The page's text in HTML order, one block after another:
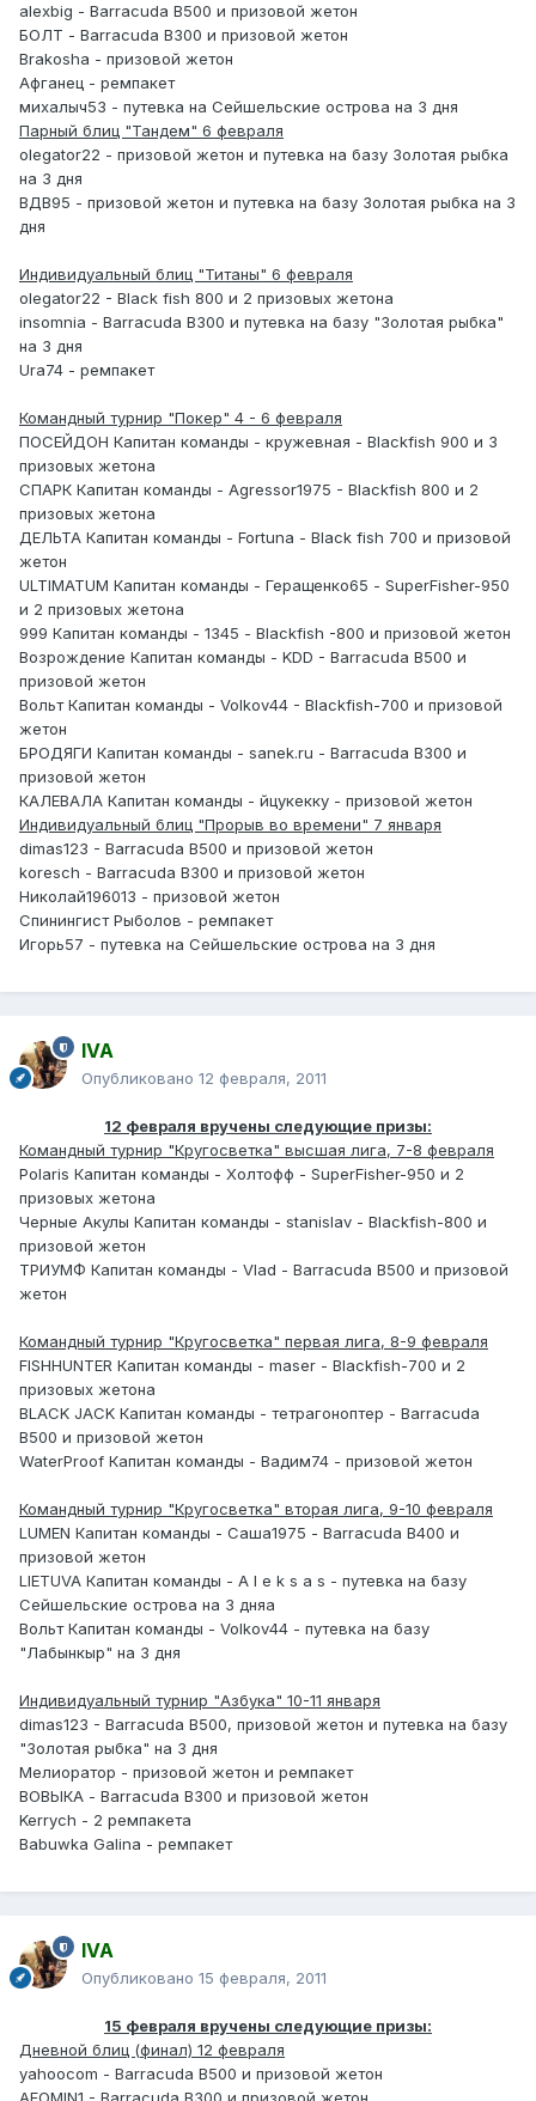
alexbig - Barracuda B500 и призовой жетон
БОЛТ - Barracuda B300 и призовой жетон
Brakosha - призовой жетон
Афганец - ремпакет
михалыч53 - путевка на Сейшельские острова на 3 дня
Парный блиц "Тандем" 6 февраля
olegator22 - призовой жетон и путевка на базу Золотая рыбка
на 3 дня
ВДВ95 - призовой жетон и путевка на базу Золотая рыбка на 3
дня
Индивидуальный блиц "Титаны" 6 февраля
olegator22 - Black fish 800 и 2 призовых жетона
insomnia - Barracuda B300 и путевка на базу "Золотая рыбка"
на 3 дня
Ura74 - ремпакет
Командный турнир "Покер" 4 - 6 февраля
ПОСЕЙДОН Капитан команды - кружевная - Blackfish 900 и 3
призовых жетона
СПАРК Капитан команды - Agressor1975 - Blackfish 800 и 2
призовых жетона
ДЕЛЬТА Капитан команды - Fortuna - Black fish 700 и призовой
жетон
ULTIMATUM Капитан команды - Геращенко65 - SuperFisher-950
и 2 призовых жетона
999 Капитан команды - 1345 - Blackfish -800 и призовой жетон
Возрождение Капитан команды - KDD - Barracuda B500 и
призовой жетон
Вольт Капитан команды - Volkov44 - Blackfish-700 и призовой
жетон
БРОДЯГИ Капитан команды - sanek.ru - Barracuda B300 и
призовой жетон
КАЛЕВАЛА Капитан команды - йцукекку - призовой жетон
Индивидуальный блиц "Прорыв во времени" 7 января
dimas123 - Barracuda B500 и призовой жетон
koresch - Barracuda B300 и призовой жетон
Николай196013 - призовой жетон
Спинингист Рыболов - ремпакет
Игорь57 - путевка на Сейшельские острова на 3 дня
IVA
Опубликовано 12 февраля, 2011
12 февраля вручены следующие призы:
Командный турнир "Кругосветка" высшая лига, 7-8 февраля
Polaris Капитан команды - Холтофф - SuperFisher-950 и 2
призовых жетона
Черные Акулы Капитан команды - stanislav - Blackfish-800 и
призовой жетон
ТРИУМФ Капитан команды - Vlad - Barracuda B500 и призовой
жетон
Командный турнир "Кругосветка" первая лига, 8-9 февраля
FISHHUNTER Капитан команды - maser - Blackfish-700 и 2
призовых жетона
BLACK JACK Капитан команды - тетрагоноптер - Barracuda
В500 и призовой жетон
WaterProof Капитан команды - Вадим74 - призовой жетон
Командный турнир "Кругосветка" вторая лига, 9-10 февраля
LUMEN Капитан команды - Саша1975 - Barracuda B400 и
призовой жетон
LIETUVA Капитан команды - A l e k s a s - путевка на базу
Сейшельские острова на 3 дняа
Вольт Капитан команды - Volkov44 - путевка на базу
"Лабынкыр" на 3 дня
Индивидуальный турнир "Азбука" 10-11 января
dimas123 - Barracuda B500, призовой жетон и путевка на базу
"Золотая рыбка" на 3 дня
Мелиоратор - призовой жетон и ремпакет
ВОВЫКА - Barracuda B300 и призовой жетон
Kerrych - 2 ремпакета
Babuwka Galina - ремпакет
IVA
Опубликовано 15 февраля, 2011
15 февраля вручены следующие призы:
Дневной блиц (финал) 12 февраля
yahoocom - Barracuda B500 и призовой жетон